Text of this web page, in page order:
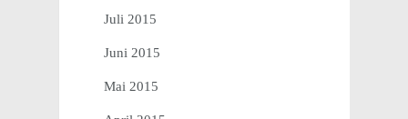
Juli 2015
Juni 2015
Mai 2015